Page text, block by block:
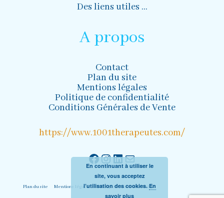
Des liens utiles …
A propos
Contact
Plan du site
Mentions légales
Politique de confidentialité
Conditions Générales de Vente
https://www.1001therapeutes.com/
Facebook
Instagram
LinkedIn
Mail
Plan du site Mentions légales Politique de confidentialité
En continuant à utiliser le
site, vous acceptez
l’utilisation des cookies.En
savoir plus